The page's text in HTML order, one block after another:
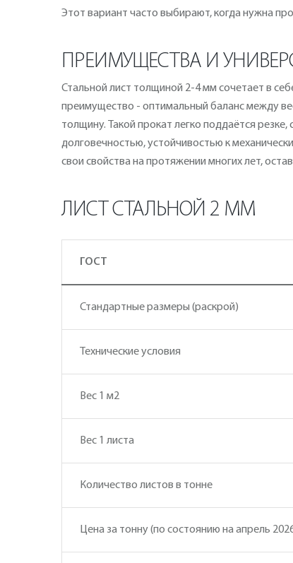
Этот вариант часто выбирают, когда нужна
ПРЕИМУЩЕСТВА И
Стальной лист толщиной 2-4 мм сочетает в
преимущество - оптимальный баланс между
толщину. Такой прокат легко поддаётся
долговечностью, устойчивостью к
свои свойства на протяжении многих лет,
ЛИСТ СТАЛЬНОЙ 2 ММ
ГОСТ
Стандартные размеры (раскрой)
Технические условия
Вес 1 м2
Вес 1 листа
Количество листов в тонне
Цена за тонну (по состоянию на апрель